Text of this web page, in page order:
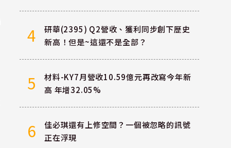
4
研華(2395) Q2營收、獲利同步創下歷史
新高！但是~這還不是全部？
5
材料-KY7月營收10.59億元再改寫今年新
高 年增32.05%
6
佳必琪還有上修空間？一個被忽略的訊號
正在浮現